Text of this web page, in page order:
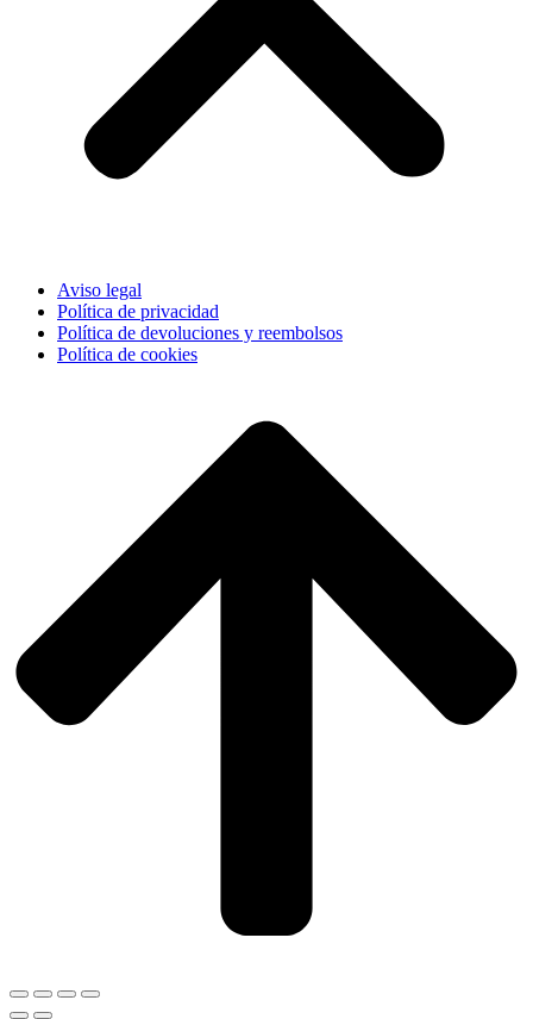
Aviso legal
Política de privacidad
Política de devoluciones y reembolsos
Política de cookies